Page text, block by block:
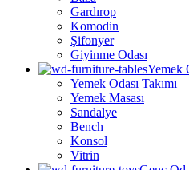
Gardırop
Komodin
Şifonyer
Giyinme Odası
Yemek
Yemek Odası Takımı
Yemek Masası
Sandalye
Bench
Konsol
Vitrin